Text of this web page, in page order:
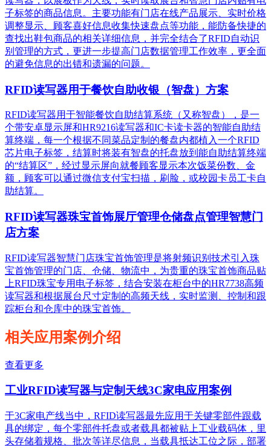
子标签的商品信息。主要功能有门店在线产品展示、实时价格
调整显示、顾客喜好信息收集快速盘点等功能，能防备快捷的
查找出鞋包商品的相关详细信息，并完全结合了RFID自动识
别管理的方式，更进一步提高门店数据管理工作效率，更全面
的避免信息的出错和遗漏的问题。
RFID读写器用于餐饮自助收银（智盘）方案
RFID读写器用于智能餐饮自助结算系统（又称智盘），是一
个带安卓显示屏和HR9216读写器和IC卡读卡器的智能自助结
算终端，每一个根据不同菜品定制的餐盘内都植入一个RFID
芯片电子标签，结算时将装有智盘的托盘放到能自助结算终端
的“结算区”，经过显示屏向就餐顾客显示本次饭菜份数、金
额，顾客可以通过微信支付宝扫描，刷脸，或校园卡员工卡自
助结算。
RFID读写器珠宝首饰展厅管理仓储盘点管理智慧门
店方案
RFID读写器智慧门店珠宝首饰管理是将射频识别技术引入珠
宝首饰管理的门店、仓储、物流中，为贵重的珠宝首饰商品贴
上RFID珠宝专用电子标签，结合安装在柜台中的HR7738高频
读写器和根据展台尺寸定制的高频天线，实时监测、控制和跟
踪柜台和仓库中的珠宝首饰。
相关应用案例介绍
查看更多
工业RFID读写器与定制天线3C家电应用案例
于3C家电产线当中，RFID读写器最先应用于关键零部件跟载
具的绑定，每个零部件托盘或者载具都被贴上工业载码体，里
头存储着规格、批次等详尽信息，当载具抵达工位之际，部署